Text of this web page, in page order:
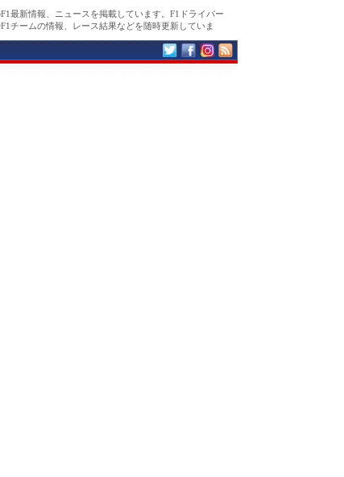
F1最新情報、ニュースを掲載しています。F1ドライバー
チームの情報、レース結果などを随時更新していま